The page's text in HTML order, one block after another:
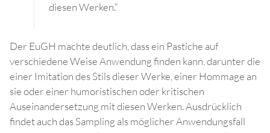
diesen Werken.“
Der EuGH machte deutlich, dass ein Pastiche auf
verschiedene Weise Anwendung finden kann, darunter die
einer Imitation des Stils dieser Werke, einer Hommage an
sie oder einer humoristischen oder kritischen
Auseinandersetzung mit diesen Werken. Ausdrücklich
findet auch das Sampling als möglicher Anwendungsfall